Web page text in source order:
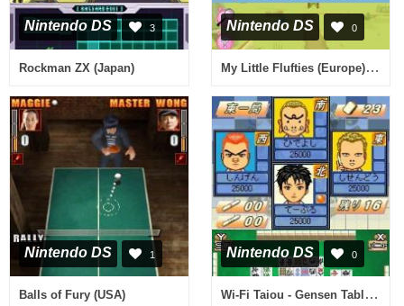
Nintendo DS 3
Rockman ZX (Japan)
Nintendo DS 0
My Little Flufties (Europe) (En,Fr,De,Es,It)
Nintendo DS 1
Balls of Fury (USA)
Nintendo DS 0
Wi-Fi Taiou - Gensen Table Game DS (Japan)